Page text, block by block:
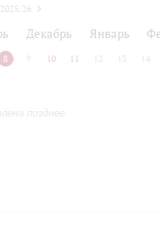
2025/26
Декабрь Январь
8 9 10 11 12 13 14
позднее